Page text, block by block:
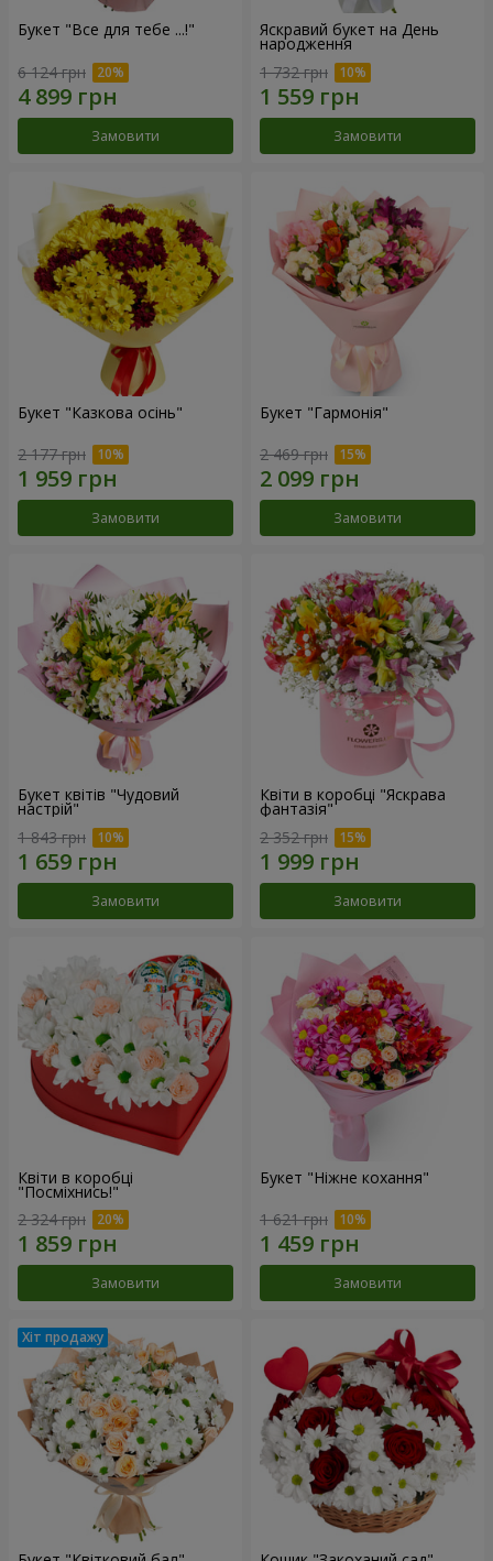
Букет "Все для тебе ...!"
6 124 грн
Замовити
Яскравий букет на День
народження
1 732 грн
Замовити
Букет "Казкова осінь"
2 177 грн
Замовити
Букет "Гармонія"
2 469 грн
Замовити
Букет квітів "Чудовий
настрій"
1 843 грн
Замовити
Квіти в коробці "Яскрава
фантазія"
2 352 грн
Замовити
Квіти в коробці
"Посміхнись!"
2 324 грн
Замовити
Букет "Ніжне кохання"
1 621 грн
Замовити